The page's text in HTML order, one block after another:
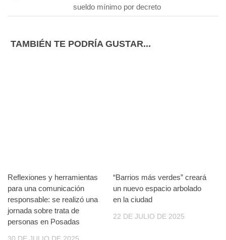
sueldo mínimo por decreto
TAMBIÉN TE PODRÍA GUSTAR...
Reflexiones y herramientas
para una comunicación
responsable: se realizó una
jornada sobre trata de
personas en Posadas
“Barrios más verdes” creará
un nuevo espacio arbolado
en la ciudad
22 DE JULIO DE 2025